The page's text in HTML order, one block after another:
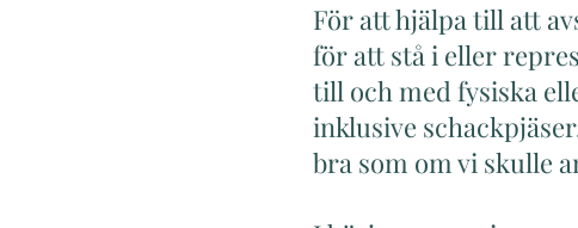
För att hjälpa till att
för att stå i eller
till och med fysiska
inklusive
bra som om vi skulle